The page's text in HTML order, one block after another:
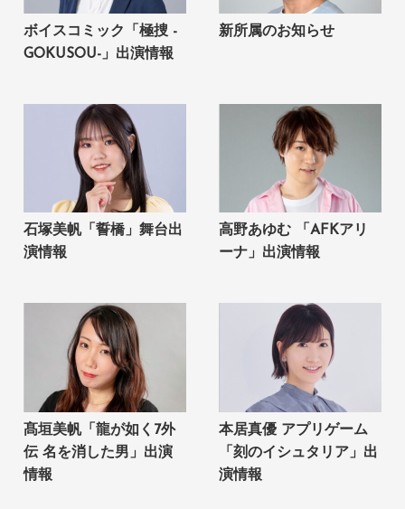
ボイスコミック「極捜 -
GOKUSOU-」出演情報
新所属のお知らせ
石塚美帆「誓橋」舞台出
演情報
高野あゆむ 「AFKアリ
ーナ」出演情報
髙垣美帆「龍が如く7外
伝 名を消した男」出演
情報
本居真優 アプリゲーム
「刻のイシュタリア」出
演情報